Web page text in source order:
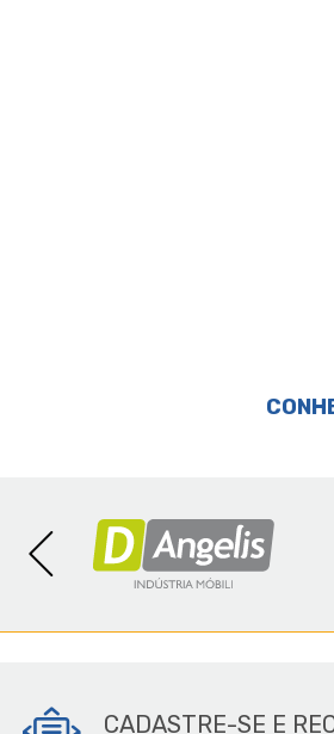
CADASTRE-SE E